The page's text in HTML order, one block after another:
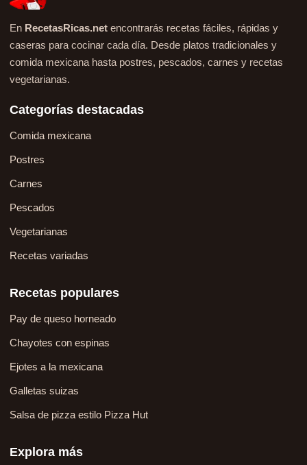
En RecetasRicas.net encontrarás recetas fáciles, rápidas y
caseras para cocinar cada día. Desde platos tradicionales y
comida mexicana hasta postres, pescados, carnes y recetas
vegetarianas.
Categorías destacadas
Comida mexicana
Postres
Carnes
Pescados
Vegetarianas
Recetas variadas
Recetas populares
Pay de queso horneado
Chayotes con espinas
Ejotes a la mexicana
Galletas suizas
Salsa de pizza estilo Pizza Hut
Explora más